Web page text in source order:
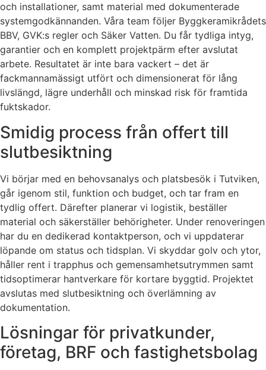
och installationer, samt material med dokumenterade
systemgodkännanden. Våra team följer Byggkeramikrådets
BBV, GVK:s regler och Säker Vatten. Du får tydliga intyg,
garantier och en komplett projektpärm efter avslutat
arbete. Resultatet är inte bara vackert – det är
fackmannamässigt utfört och dimensionerat för lång
livslängd, lägre underhåll och minskad risk för framtida
fuktskador.
Smidig process från offert till
slutbesiktning
Vi börjar med en behovsanalys och platsbesök i Tutviken,
går igenom stil, funktion och budget, och tar fram en
tydlig offert. Därefter planerar vi logistik, beställer
material och säkerställer behörigheter. Under renoveringen
har du en dedikerad kontaktperson, och vi uppdaterar
löpande om status och tidsplan. Vi skyddar golv och ytor,
håller rent i trapphus och gemensamhetsutrymmen samt
tidsoptimerar hantverkare för kortare byggtid. Projektet
avslutas med slutbesiktning och överlämning av
dokumentation.
Lösningar för privatkunder,
företag, BRF och fastighetsbolag